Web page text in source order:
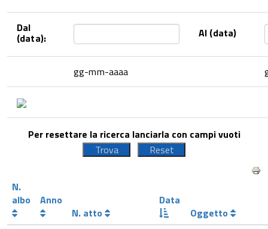
Dal
(data): Al (data)
gg-mm-aaaa
Per resettare la ricerca lanciarla con campi vuoti
N.
albo
Anno
N. atto
Data
Oggetto